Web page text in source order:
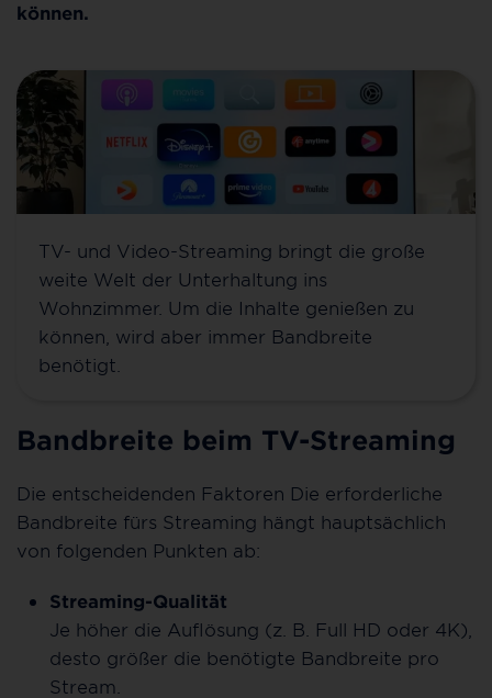
können.
TV- und Video-Streaming bringt die große
weite Welt der Unterhaltung ins
Wohnzimmer. Um die Inhalte genießen zu
können, wird aber immer Bandbreite
benötigt.
Bandbreite beim TV-Streaming
Die entscheidenden Faktoren Die erforderliche
Bandbreite fürs Streaming hängt hauptsächlich
von folgenden Punkten ab:
Streaming-Qualität
Je höher die Auflösung (z. B. Full HD oder 4K),
desto größer die benötigte Bandbreite pro
Stream.